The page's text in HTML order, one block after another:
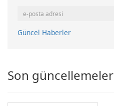
Güncel Haberler
Son güncellemeler